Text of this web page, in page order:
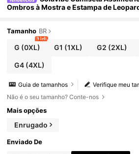
Ombros à Mostra e Estampa de
Tamanho BR
G (0XL)
9 left
G1 (1XL) G2 (2XL)
G4(4XL)
Verifique meu
Guia de tamanhos
Não é o seu tamanho? Conte-nos
Mais opções
Enrugado
Enviado De